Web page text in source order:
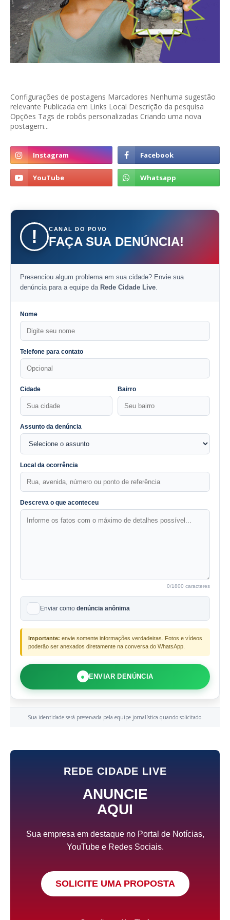
Configurações de postagens Marcadores Nenhuma sugestão
relevante Publicada em Links Local Descrição da pesquisa
Opções Tags de robôs personalizadas Criando uma nova
postagem...
! CANAL DO POVO
FAÇA SUA DENÚNCIA!
Presenciou algum problema em sua cidade? Envie sua
denúncia para a equipe da Rede Cidade Live
Nome
Telefone para contato
Cidade Bairro
Assunto da denúncia
Local da ocorrência
Descreva o que aconteceu
0/1800 caracteres
Enviar como denúncia anônima
Importante: envie somente informações verdadeiras. Fotos e vídeos
poderão ser anexados diretamente na conversa do WhatsApp.
● ENVIAR DENÚNCIA
Sua identidade será preservada pela equipe jornalística quando solicitado.
REDE CIDADE LIVE
ANUNCIE
AQUI
Sua empresa em destaque no Portal de Notícias,
YouTube e Redes Sociais.
SOLICITE UMA PROPOSTA